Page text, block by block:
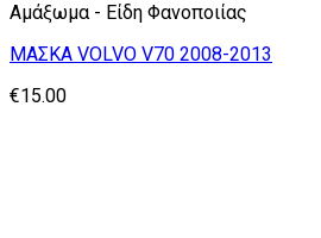
Αμάξωμα - Είδη Φανοποιίας
ΜΑΣΚΑ VOLVO V70 2008-2013
€15.00